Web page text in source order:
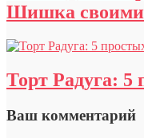
Шишка
Торт Радуга: 5
Ваш комментарий